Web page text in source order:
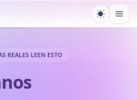
Cambiar
REALES LEEN ESTO